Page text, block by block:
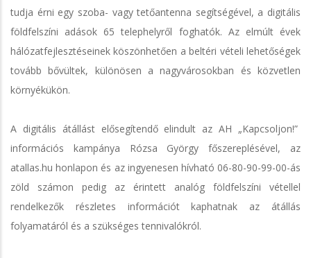
tudja érni egy szoba- vagy tetőantenna segítségével, a digitális
földfelszíni adások 65 telephelyről foghatók. Az elmúlt évek
hálózatfejlesztéseinek köszönhetően a beltéri vételi lehetőségek
tovább bővültek, különösen a nagyvárosokban és közvetlen
környékükön.
A digitális átállást elősegítendő elindult az AH „Kapcsoljon!”
információs kampánya Rózsa György főszereplésével, az
atallas.hu honlapon és az ingyenesen hívható 06-80-90-99-00-ás
zöld számon pedig az érintett analóg földfelszíni vétellel
rendelkezők részletes információt kaphatnak az átállás
folyamatáról és a szükséges tennivalókról.